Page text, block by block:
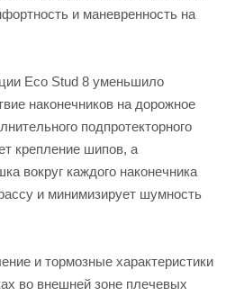
и маневренность на
Eco Stud 8 уменьшило
наконечников на дорожное
подпротекторного
крепление шипов, а
вокруг каждого наконечника
и минимизирует шумность
и тормозные характеристики
во внешней зоне плечевых